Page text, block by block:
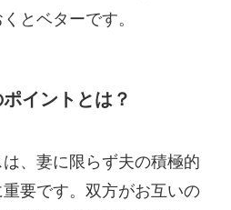
とベターです。
イントとは？
、妻に限らず夫の積極的
要です。双方がお互いの